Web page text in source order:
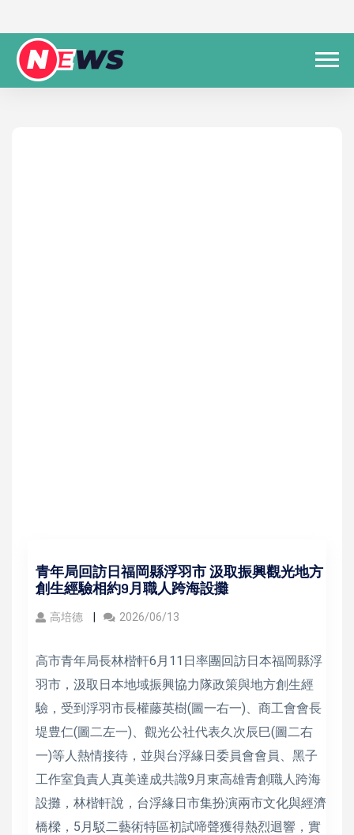
青年局回訪日福岡縣浮羽市 汲取振興觀光地方
創生經驗相約9月職人跨海設攤
高培德 2026/06/13
高市青年局長林楷軒6月11日率團回訪日本福岡縣浮
羽市，汲取日本地域振興協力隊政策與地方創生經
驗，受到浮羽市長權藤英樹(圖一右一)、商工會會長
堤豊仁(圖二左一)、觀光公社代表久次辰巳(圖二右
一)等人熱情接待，並與台浮緣日委員會會員、黑子
工作室負責人真美達成共識9月東高雄青創職人跨海
設攤，林楷軒說，台浮緣日市集扮演兩市文化與經濟
橋樑，5月駁二藝術特區初試啼聲獲得熱烈迴響，實